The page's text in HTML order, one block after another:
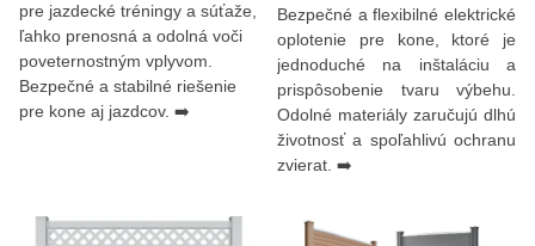
pre jazdecké tréningy a súťaže,
ľahko prenosná a odolná voči
poveternostným vplyvom.
Bezpečné a stabilné riešenie
pre kone aj jazdcov. ➡️
Bezpečné a flexibilné elektrické
oplotenie pre kone, ktoré je
jednoduché na inštaláciu a
prispôsobenie tvaru výbehu.
Odolné materiály zaručujú dlhú
životnosť a spoľahlivú ochranu
zvierat. ➡️